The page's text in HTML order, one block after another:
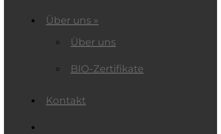
Über uns »
Über uns
BIO-Zertifikate
Kontakt